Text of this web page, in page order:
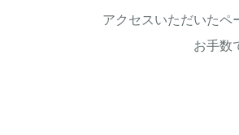
アクセスいただいたペ
お手数